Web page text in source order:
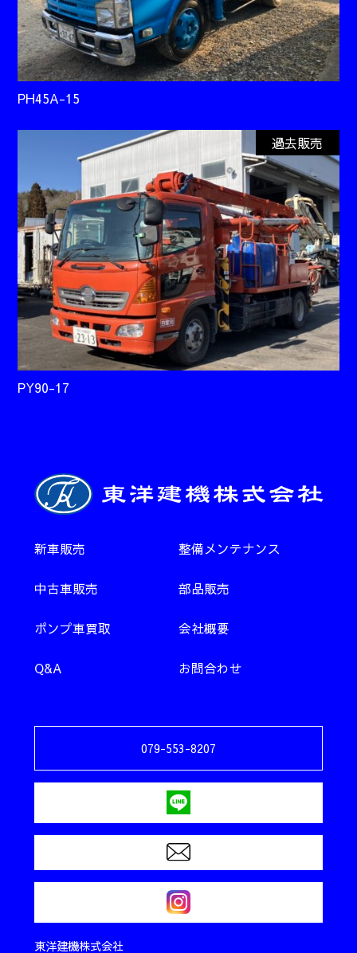
PH45A-15
過去販売
PY90-17
新車販売 整備メンテナンス
中古車販売 部品販売
ポンプ車買取 会社概要
Q&A お問合わせ
079-553-8207
東洋建機株式会社